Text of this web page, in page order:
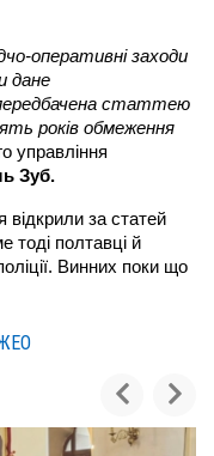
оперативні заходи
дане
передбачена статтею
років обмеження
управління
Зуб.
відкрили за статей
тоді полтавці й
Винних поки що